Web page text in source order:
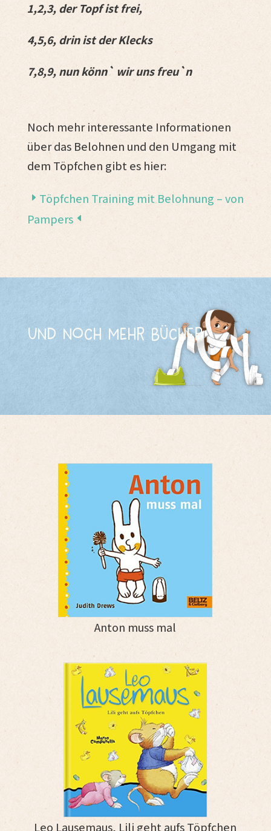
1,2,3, der Topf ist frei,
4,5,6, drin ist der Klecks
7,8,9, nun könn` wir uns freu`n
Noch mehr interessante Informationen
über das Belohnen und den Umgang mit
dem Töpfchen gibt es hier:
Töpfchen Training mit Belohnung – von
Pampers
Und noch mehr Bücher
Anton muss mal
Leo Lausemaus, Lili geht aufs Töpfchen